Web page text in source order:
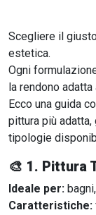
Scegliere il
estetica.
Ogni
la rendono
Ecco una guida
pittura più
tipologie
🎨 1. Pittura
Ideale per:
Caratteristiche: